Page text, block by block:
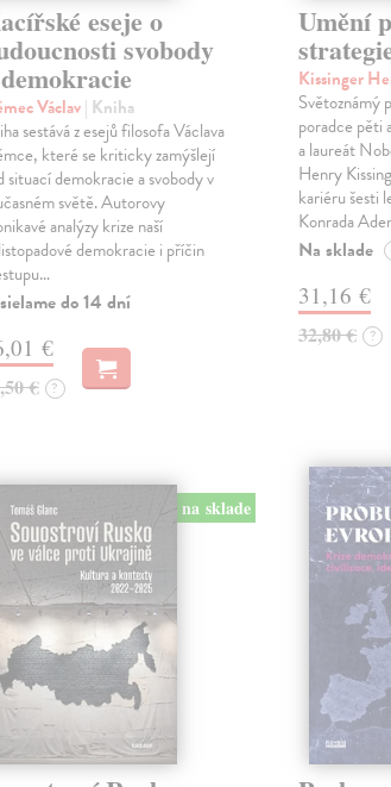
eseje o
svobody
Václav| Kniha
sestává z esejů filosofa Václava
které se kriticky zamýšlejí
situací demokracie a svobody v
světě. Autorovy
analýzy krize naší
demokracie i příčin
do 14 dní
€
€ ?
Umění
Kissinger
Světoznámý
poradce pěti
a laureát
Henry
kariéru šesti
Konrada
Na sklade
31,16 €
32,80 € ?
na sklade